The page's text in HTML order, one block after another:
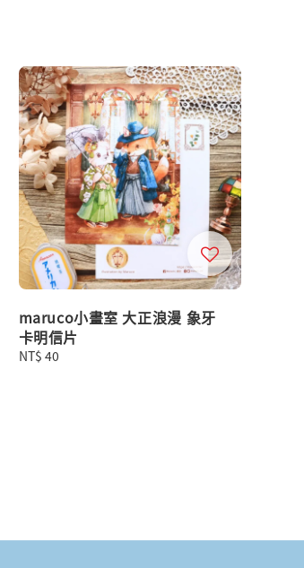
maruco小畫室 大正浪漫 象牙
卡明信片
Regular
NT$ 40